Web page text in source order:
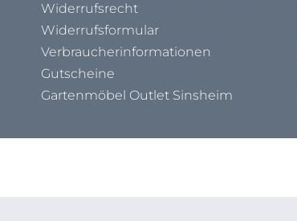
Widerrufsrecht
Widerrufsformular
Verbraucher­informationen
Gutscheine
Gartenmöbel Outlet Sinsheim